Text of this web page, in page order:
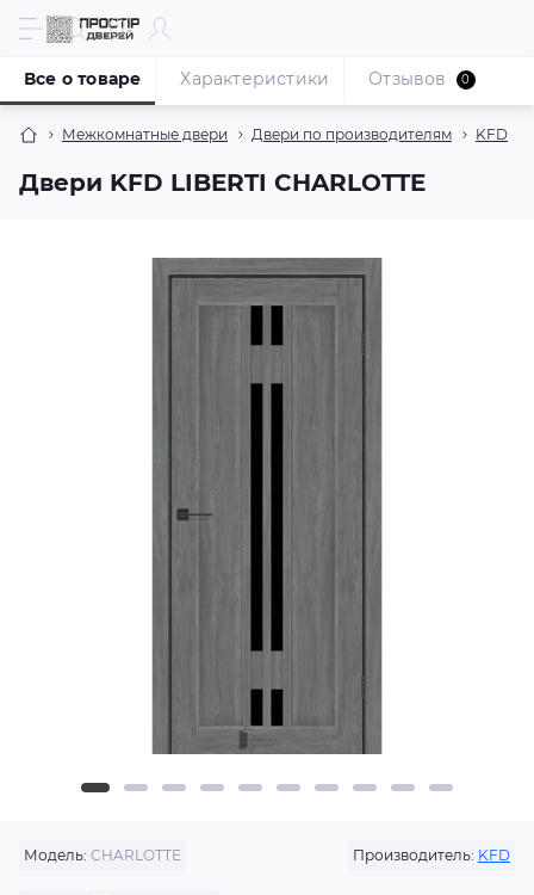
Межкомнатные двери Двери по производителям KFD
Двери KFD LIBERTI CHARLOTTE
Все о товаре Характеристики Отзывов 0
Модель: CHARLOTTE Производитель: KFD